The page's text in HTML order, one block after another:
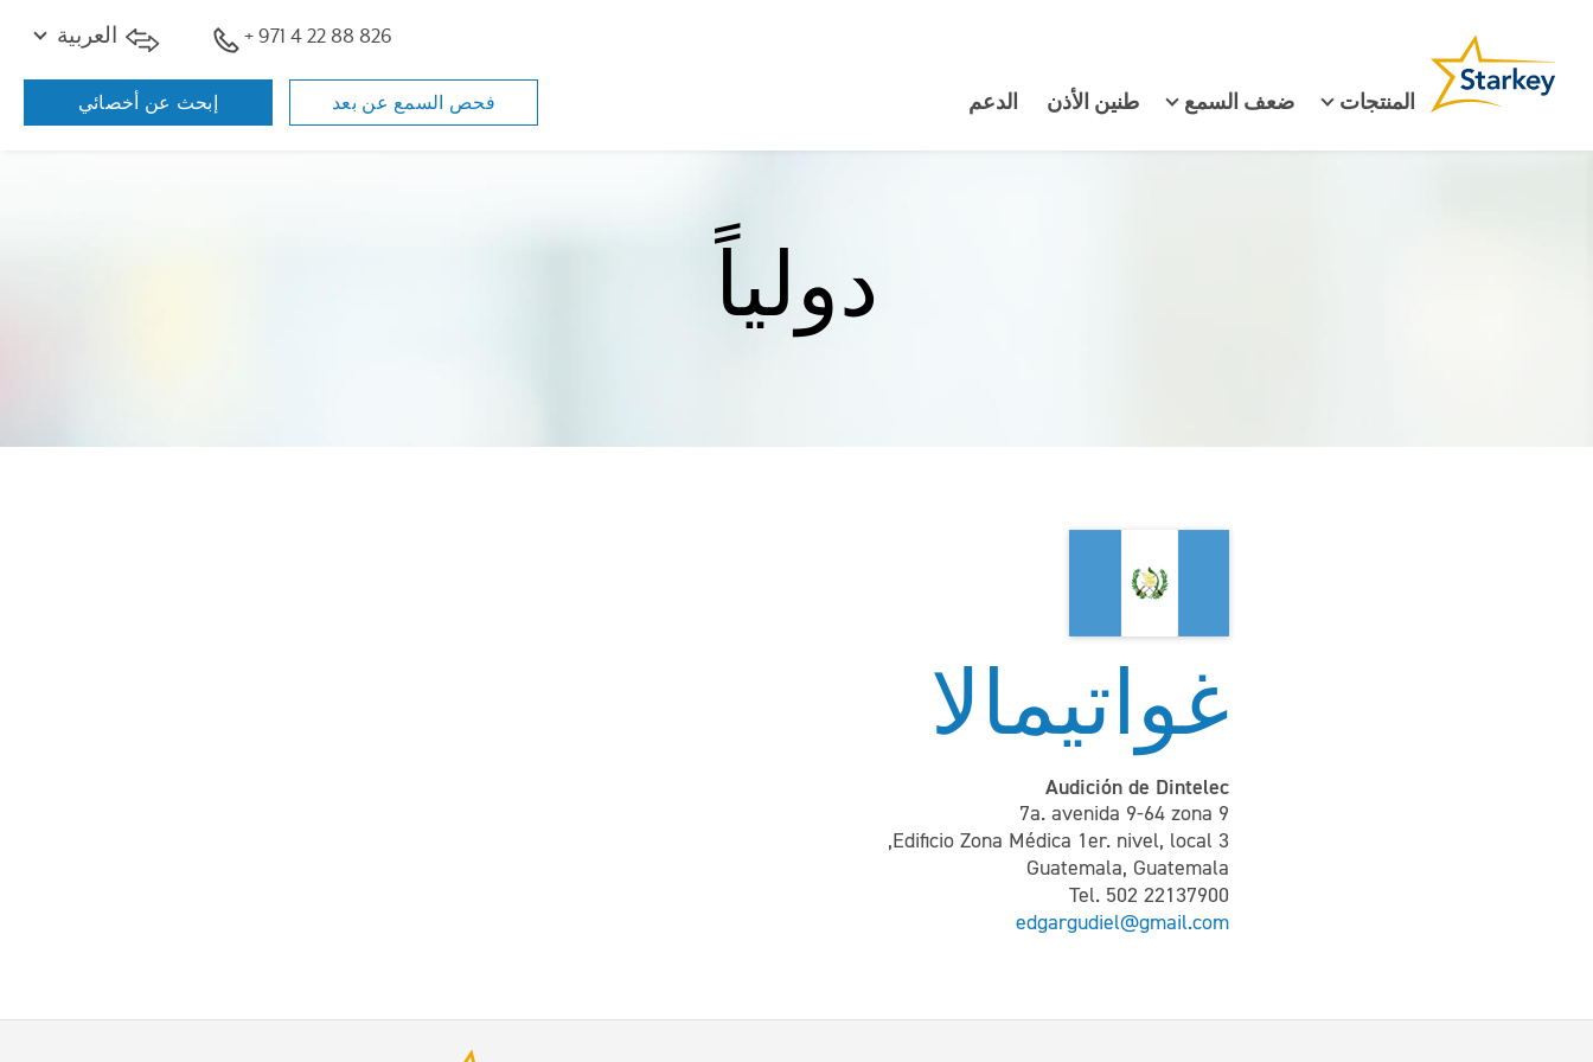
+ 971 4 22 88 826 العربية
المنتجات ضعف السمع طنين الأذن الدعم فحص السمع عن بعد إبحث عن أخصائي
دولياً
غواتيمالا
Audición de Dintelec
7a. avenida 9-64 zona 9
Edificio Zona Médica 1er. nivel, local 3,
Guatemala, Guatemala
Tel. 502 22137900
edgargudiel@gmail.com